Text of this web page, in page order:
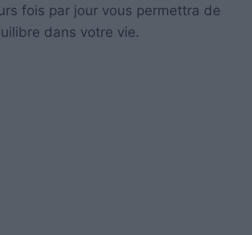
fois par jour vous permettra de
dans votre vie.